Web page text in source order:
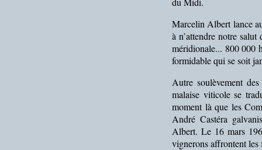
Marcelin Albert lance
à n’attendre notre
méridionale... 800 000
formidable qui se soit
Autre soulèvement
malaise viticole se
moment là que les
André Castéra
Albert. Le 16 mars
vignerons affrontent les